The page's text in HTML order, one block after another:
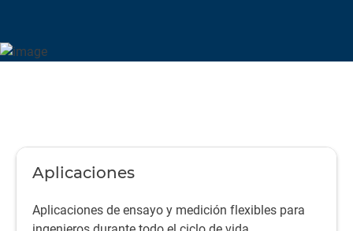
Aplicaciones
Aplicaciones de ensayo y medición flexibles para